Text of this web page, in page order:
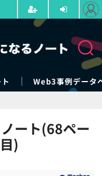
Web3事例データ
ート(68ペー
)